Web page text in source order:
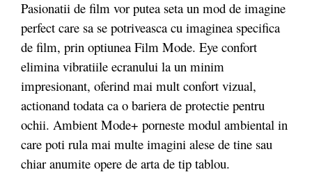
Pasionatii de film vor putea seta un mod de imagine
perfect care sa se potriveasca cu imaginea specifica
de film, prin optiunea Film Mode. Eye confort
elimina vibratiile ecranului la un minim
impresionant, oferind mai mult confort vizual,
actionand todata ca o bariera de protectie pentru
ochii. Ambient Mode+ porneste modul ambiental in
care poti rula mai multe imagini alese de tine sau
chiar anumite opere de arta de tip tablou.